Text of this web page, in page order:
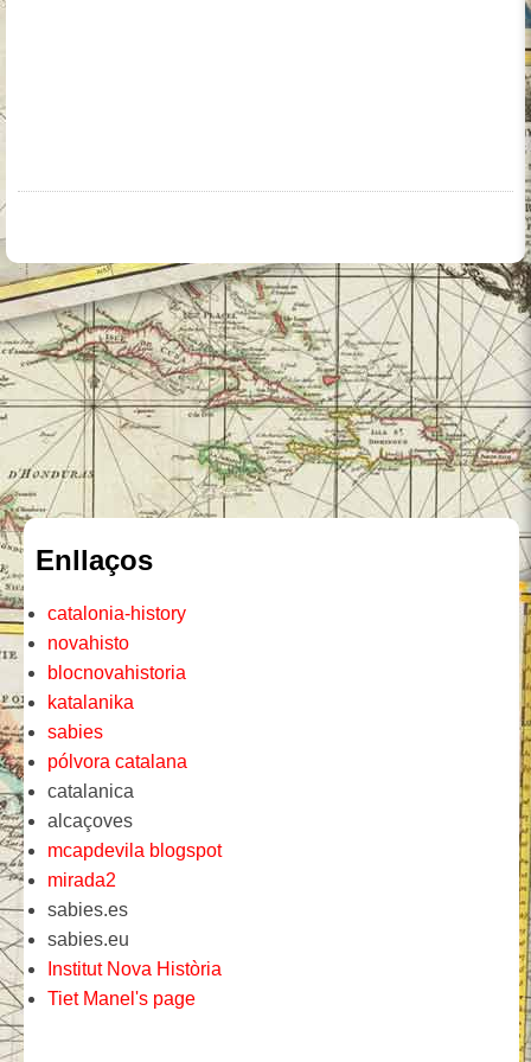
Enllaços
catalonia-history
novahisto
blocnovahistoria
katalanika
sabies
pólvora catalana
catalanica
alcaçoves
mcapdevila blogspot
mirada2
sabies.es
sabies.eu
Institut Nova Història
Tiet Manel's page